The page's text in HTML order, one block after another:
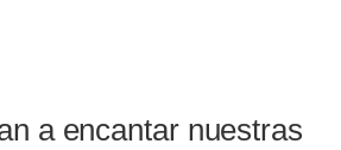
a encantar nuestras